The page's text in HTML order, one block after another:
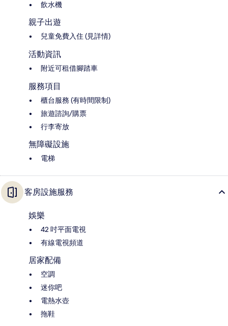
飲水機
親子出遊
兒童免費入住 (見詳情)
活動資訊
附近可租借腳踏車
服務項目
櫃台服務 (有時間限制)
旅遊諮詢/購票
行李寄放
無障礙設施
電梯
客房設施服務
娛樂
42 吋平面電視
有線電視頻道
居家配備
空調
迷你吧
電熱水壺
拖鞋